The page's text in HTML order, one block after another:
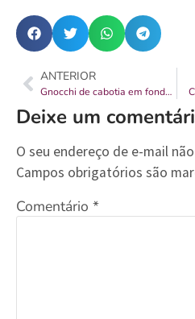
ANTERIOR
Gnocchi de cabotia em fonduta de gorgonzola com parma – Receita
Deixe um
O seu endereço de e-mail
Campos obrigatórios são
Comentário *